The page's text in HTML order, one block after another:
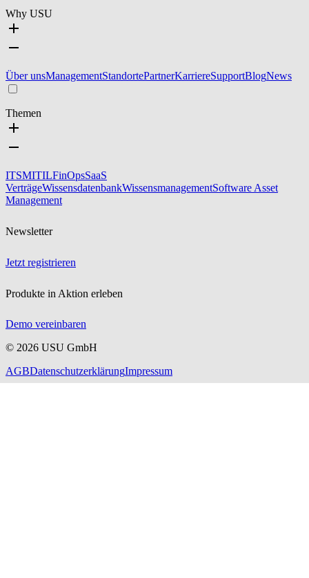
Why USU
Über unsManagementStandortePartnerKarriereSupportBlogNews
Themen
ITSMITILFinOpsSaaS
VerträgeWissensdatenbankWissensmanagementSoftware Asset
Management
Newsletter
Jetzt registrieren
Produkte in Aktion erleben
Demo vereinbaren
© 2026 USU GmbH
AGBDatenschutzerklärungImpressum